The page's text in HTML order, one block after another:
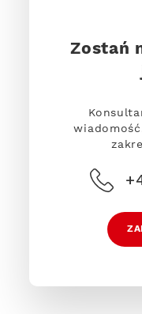
Zostań